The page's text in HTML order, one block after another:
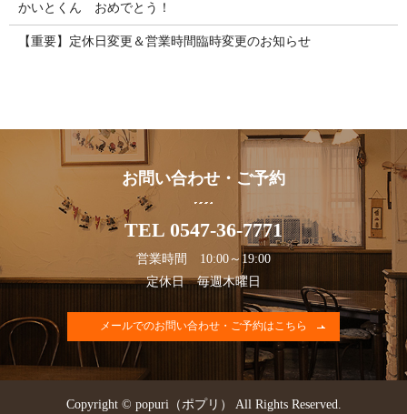
かいとくん おめでとう！
【重要】定休日変更＆営業時間臨時変更のお知らせ
お問い合わせ・ご予約
TEL 0547-36-7771
営業時間 10:00～19:00
定休日 毎週木曜日
メールでのお問い合わせ・ご予約はこちら
Copyright © popuri（ポプリ） All Rights Reserved.